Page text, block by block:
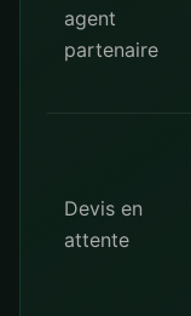
agent
partenaire
Devis en
attente